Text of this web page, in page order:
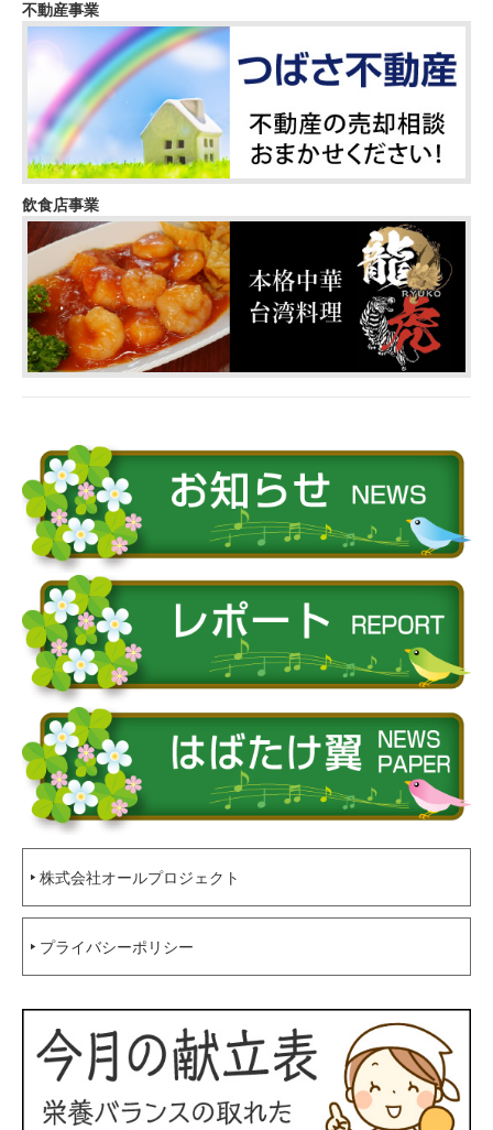
不動産事業
飲食店事業
株式会社オールプロジェクト
プライバシーポリシー